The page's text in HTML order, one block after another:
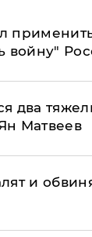
войну"
два
Матвеев
и